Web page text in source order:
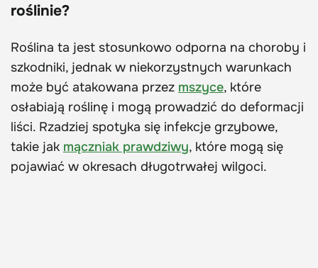
roślinie?
Roślina ta jest stosunkowo odporna na choroby i
szkodniki, jednak w niekorzystnych warunkach
może być atakowana przez mszyce, które
osłabiają roślinę i mogą prowadzić do deformacji
liści. Rzadziej spotyka się infekcje grzybowe,
takie jak mączniak prawdziwy, które mogą się
pojawiać w okresach długotrwałej wilgoci.